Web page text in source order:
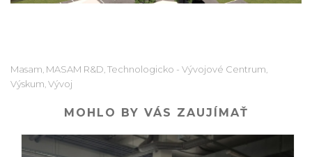
Masam MASAM R&D Technologicko - Vývojové Centrum
Výskum Vývoj
MOHLO BY VÁS ZAUJÍMAŤ